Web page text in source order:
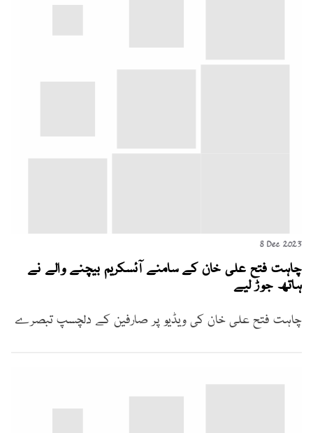
8 Dec 2023
چاہت فتح علی خان کے سامنے آئسکریم بیچنے والے نے
ہاتھ جوڑ لیے
چاہت فتح علی خان کی ویڈیو پر صارفین کے دلچسپ تبصرے